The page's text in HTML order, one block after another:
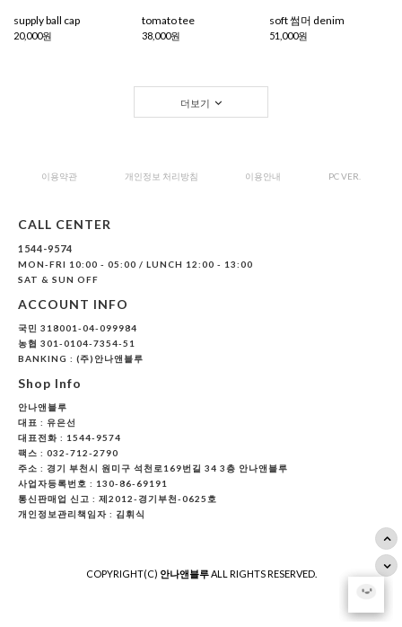
supply ball cap
20,000원
tomato tee
38,000원
soft 썸머 denim
51,000원
더보기
이용약관 개인정보 처리방침 이용안내 PC VER.
CALL CENTER
1544-9574
MON-FRI 10:00 - 05:00 / LUNCH 12:00 - 13:00
SAT & SUN OFF
ACCOUNT INFO
국민 318001-04-099984
농협 301-0104-7354-51
BANKING : (주)안나앤블루
Shop Info
안나앤블루
대표 : 유은선
대표전화 : 1544-9574
팩스 : 032-712-2790
주소 : 경기 부천시 원미구 석천로169번길 34 3층 안나앤블루
사업자등록번호 : 130-86-69191
통신판매업 신고 : 제2012-경기부천-0625호
개인정보관리책임자 : 김휘식
COPYRIGHT(C) 안나앤블루ALL RIGHTS RESERVED.